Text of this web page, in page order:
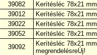
39082
Kerítésléc 78x21
39012
Kerítésléc 78x21
39022
Kerítésléc 78x21
39052
Kerítésléc 78x21
39092
Kerítésléc 78x21
megrendelésreÚj!